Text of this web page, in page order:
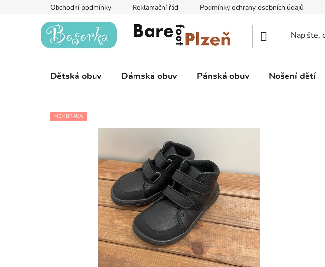
Obchodní podmínky Reklamační řád Podmínky ochrany osobních údajů
Dětská obuv Dámská obuv Pánská obuv Nošení dětí
MEMBRÁNA